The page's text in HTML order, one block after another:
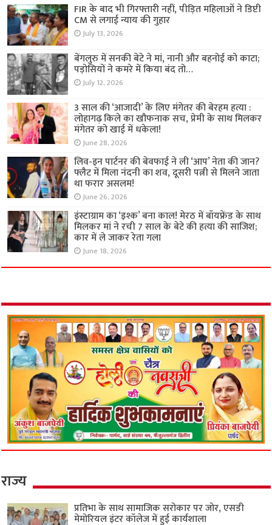
FIR के बाद भी गिरफ्तारी नहीं, पीड़ित महिलाओं ने डिप्टी
CM से लगाई न्याय की गुहार
July 13, 2026
बेंगलुरु में सनकी बेटे ने मां, नानी और बहनोई को काटा;
पड़ोसियों ने कमरे में किया बंद तो…
July 12, 2026
3 साल की ‘आजादी’ के लिए मंगेतर की बेरहम हत्या :
लोहागढ़ किले का खौफनाक सच, प्रेमी के साथ मिलकर
मंगेतर को खाई में धकेला!
June 28, 2026
लिव-इन पार्टनर की बेवफाई ने ली ‘आप’ नेता की जान?
फ्लैट में मिला नंदनी का शव, दूसरी पत्नी से मिलने जाता
था फरार असलम!
June 26, 2026
इंस्टाग्राम का ‘इश्क’ बना काल! मेरठ में बॉयफ्रेंड के साथ
मिलकर मां ने रची 7 साल के बेटे की हत्या की साजिश;
कार में ले जाकर रेता गला
June 18, 2026
राज्य
प्रतिभा के साथ सामाजिक सरोकार पर जोर, एसडी
मेमोरियल इंटर कॉलेज में हुई कार्यशाला